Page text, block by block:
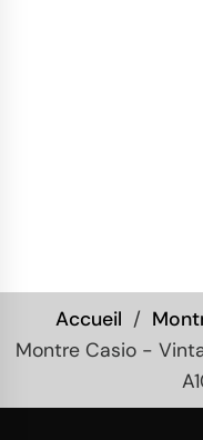
Accueil
Montre Casio -